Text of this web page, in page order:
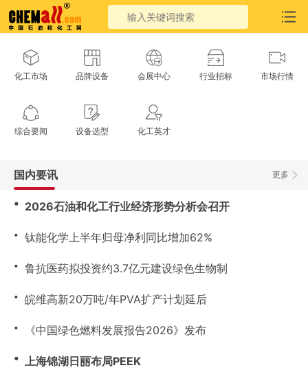
化工市场 品牌设备 会展中心 行业招标 市场行情
综合要闻 设备选型 化工英才
更多
国内要讯
・ 2026石油和化工行业经济形势分析会召开
・ 钛能化学上半年归母净利同比增加62%
・ 鲁抗医药拟投资约3.7亿元建设绿色生物制
・ 皖维高新20万吨/年PVA扩产计划延后
・ 《中国绿色燃料发展报告2026》发布
・ 上海锦湖日丽布局PEEK